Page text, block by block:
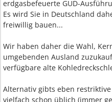
erdgasbefeuerte GUD-
Es wird Sie in Deutschland
freiwillig bauen...
Wir haben daher die Wahl,
umgebenden Ausland
verfügbare alte
Alternativ gibts eben
vielfach schon üblich (immer